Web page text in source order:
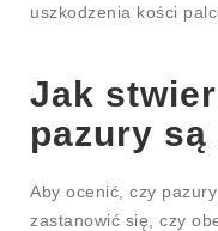
uszkodzenia kości
Jak
pazury są
Aby ocenić, czy
zastanowić się, czy